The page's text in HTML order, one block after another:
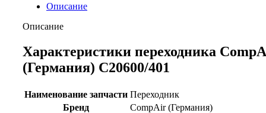
Описание
Описание
Характеристики переходника
(Германия) C20600/401
Наименование запчасти Переходник
Бренд
CompAir (Германия)